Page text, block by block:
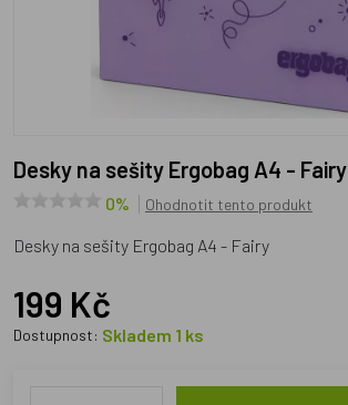
Desky na sešity Ergobag A4 - Fairy
0% Ohodnotit tento produkt
Desky na sešity Ergobag A4 - Fairy
199 Kč
Dostupnost: Skladem 1 ks